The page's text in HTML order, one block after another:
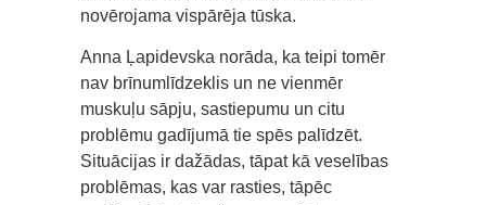
novērojama vispārēja tūska.
Anna Ļapidevska norāda, ka teipi tomēr
nav brīnumlīdzeklis un ne vienmēr
muskuļu sāpju, sastiepumu un citu
problēmu gadījumā tie spēs palīdzēt.
Situācijas ir dažādas, tāpat kā veselības
problēmas, kas var rasties, tāpēc